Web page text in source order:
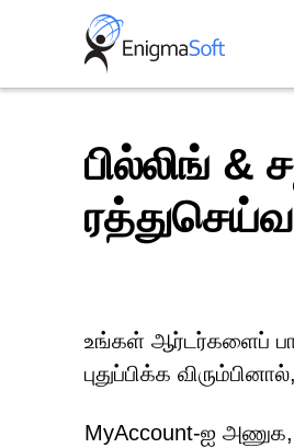
பில்லிங் &
உங்கள் ஆர்டர்களைப்
புதுப்பிக்க
MyAccount-ஐ அணுக,